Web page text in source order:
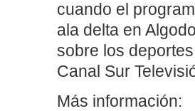
cuando el
ala delta en
sobre los
Canal Sur
Más información: